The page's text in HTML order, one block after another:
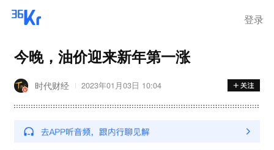
登录
今晚，油价迎来新年第一涨
时代财经 2023年01月03日 10:04